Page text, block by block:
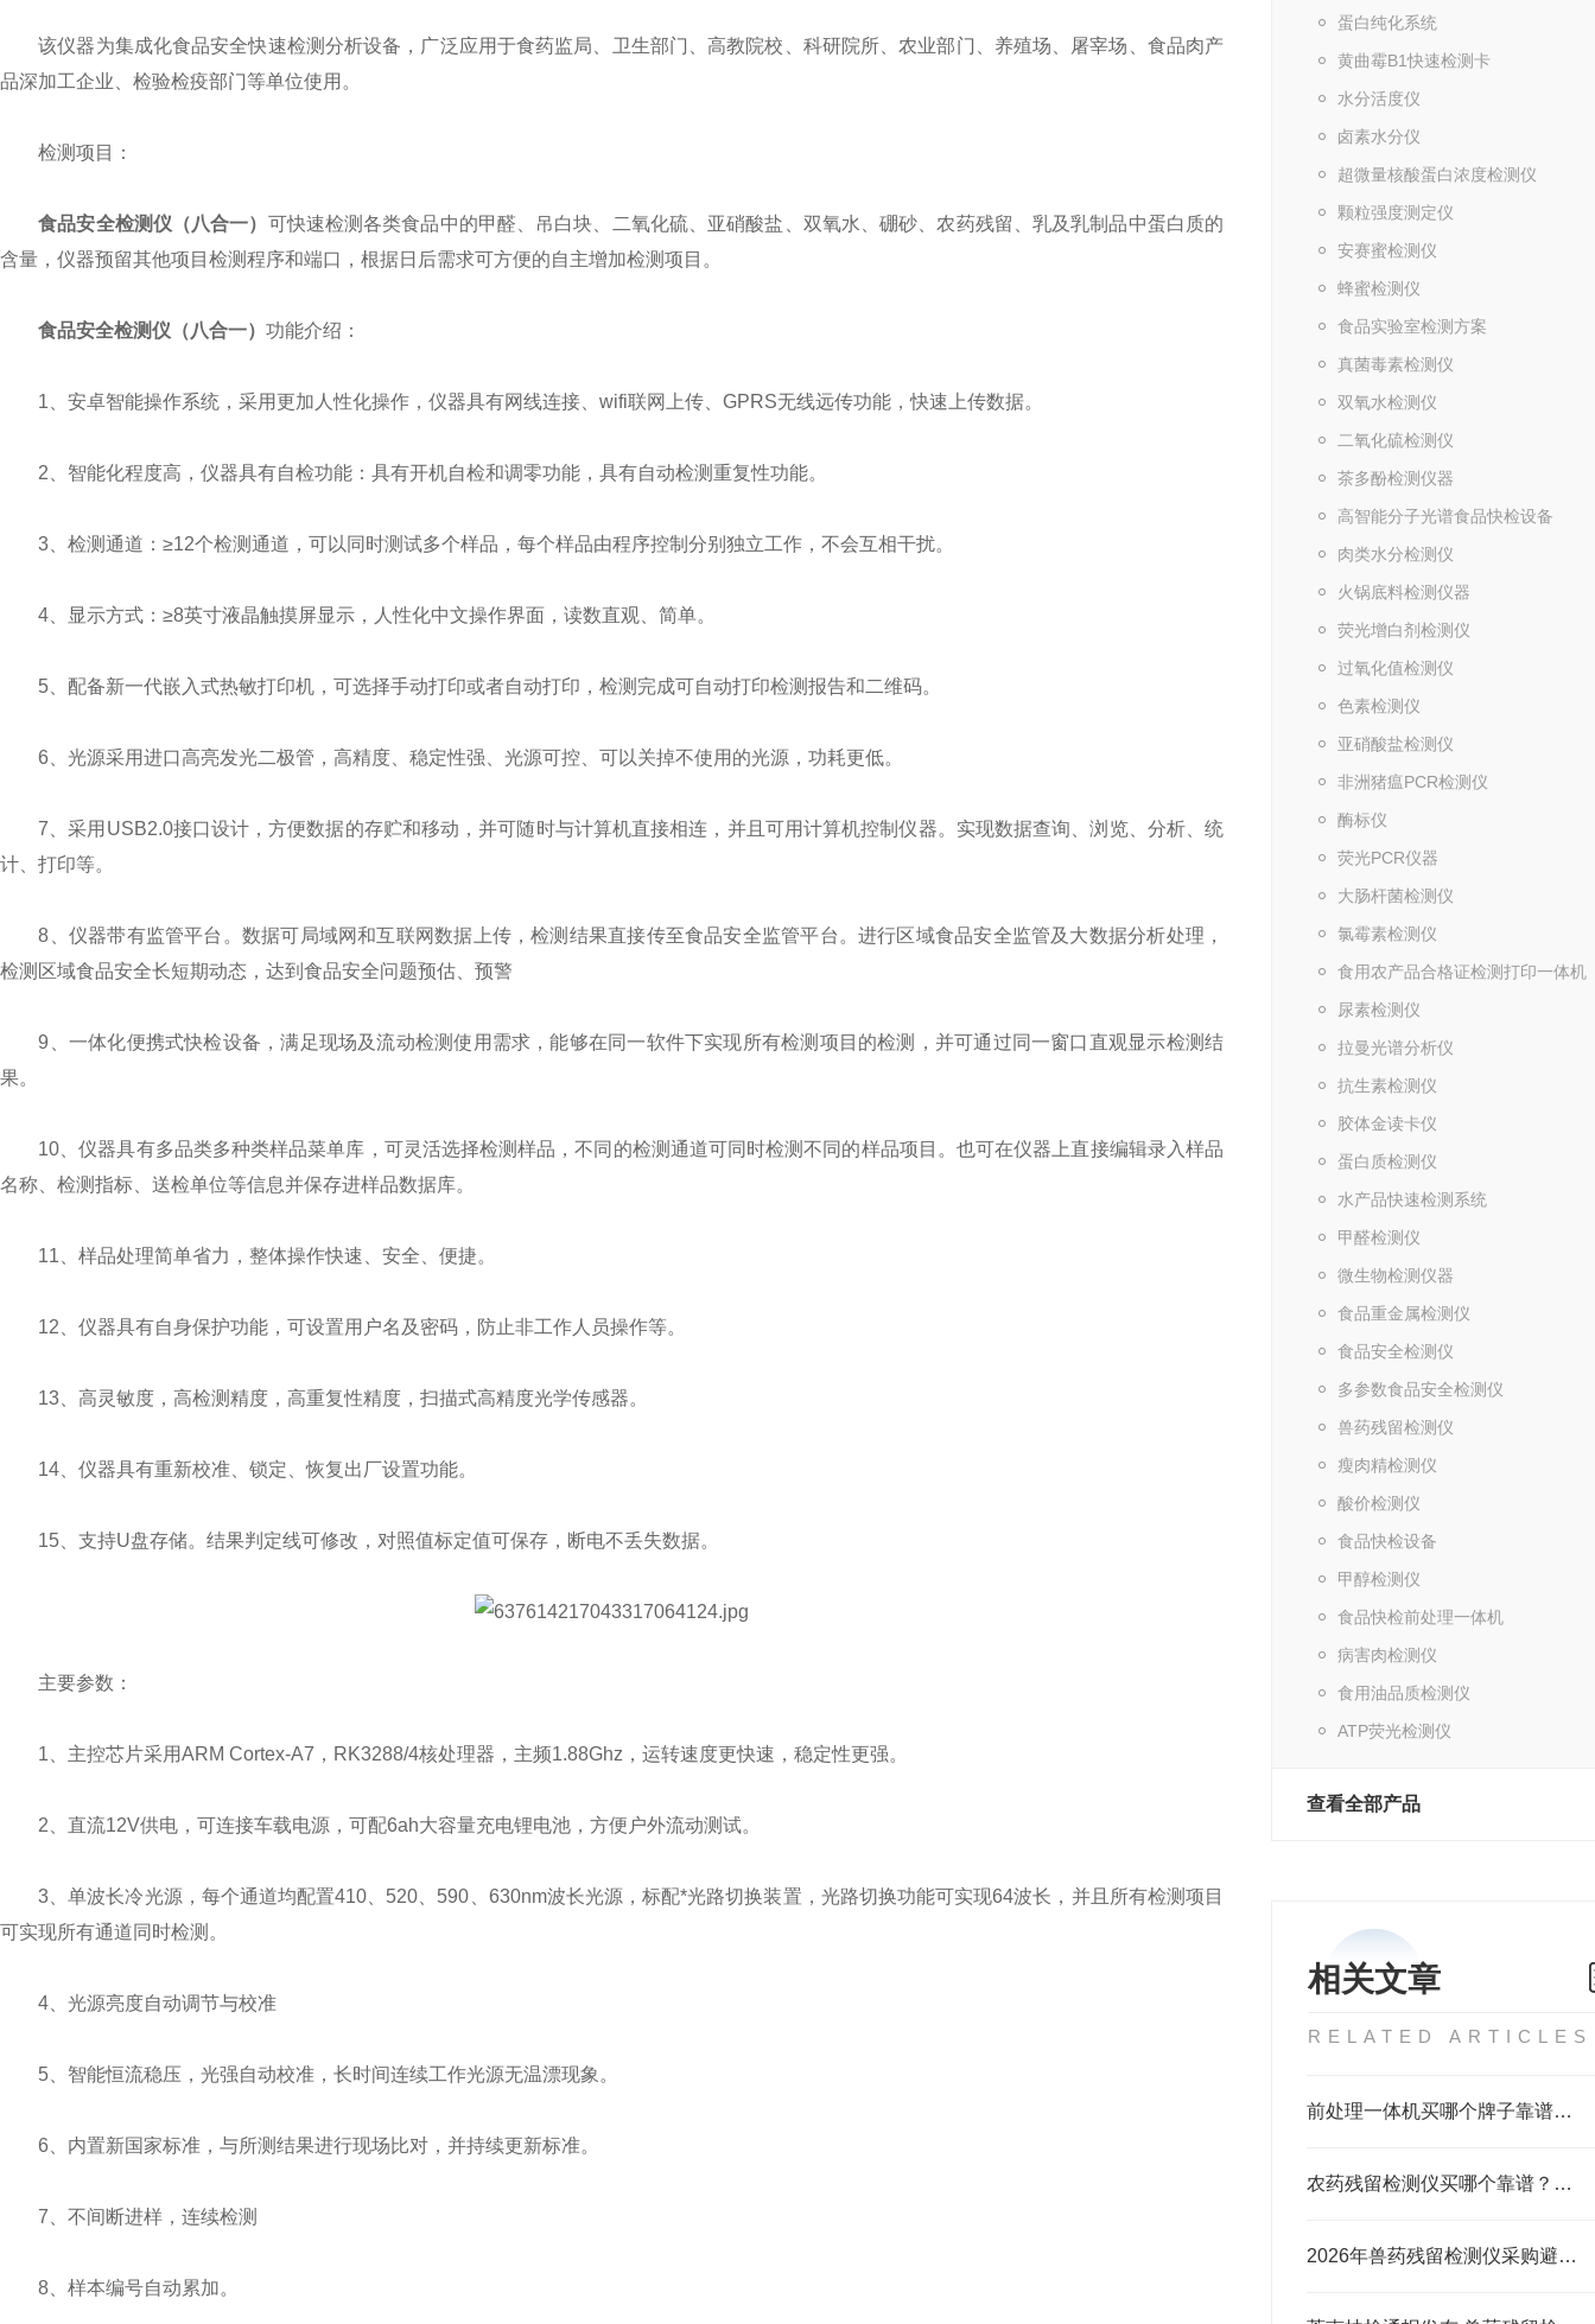
蛋白纯化系统
黄曲霉B1快速检测卡
水分活度仪
卤素水分仪
超微量核酸蛋白浓度检测仪
颗粒强度测定仪
安赛蜜检测仪
蜂蜜检测仪
食品实验室检测方案
真菌毒素检测仪
双氧水检测仪
二氧化硫检测仪
茶多酚检测仪器
高智能分子光谱食品快检设备
肉类水分检测仪
火锅底料检测仪器
荧光增白剂检测仪
过氧化值检测仪
色素检测仪
亚硝酸盐检测仪
非洲猪瘟PCR检测仪
酶标仪
荧光PCR仪器
大肠杆菌检测仪
氯霉素检测仪
食用农产品合格证检测打印一体机
尿素检测仪
拉曼光谱分析仪
抗生素检测仪
胶体金读卡仪
蛋白质检测仪
水产品快速检测系统
甲醛检测仪
微生物检测仪器
食品重金属检测仪
食品安全检测仪
多参数食品安全检测仪
兽药残留检测仪
瘦肉精检测仪
酸价检测仪
食品快检设备
甲醇检测仪
食品快检前处理一体机
病害肉检测仪
食用油品质检测仪
ATP荧光检测仪
查看全部产品
相关文章
RELATED ARTICLES
前处理一体机买哪个牌子靠谱？2026实测4款告诉你答案
农药残留检测仪买哪个靠谱？实测6款告诉你答案
2026年兽药残留检测仪采购避坑汇总：第6条关乎合规招标
该仪器为集成化食品安全快速检测分析设备，广泛应用于食药监局、卫生部门、高教院校、科研院所、农业部门、养殖场、屠宰场、食品肉产
品深加工企业、检验检疫部门等单位使用。
检测项目：
食品安全检测仪（八合一） 可快速检测各类食品中的甲醛、吊白块、二氧化硫、亚硝酸盐、双氧水、硼砂、农药残留、乳及乳制品中蛋白质的
含量，仪器预留其他项目检测程序和端口，根据日后需求可方便的自主增加检测项目。
食品安全检测仪（八合一） 功能介绍：
1、安卓智能操作系统，采用更加人性化操作，仪器具有网线连接、wifi联网上传、GPRS无线远传功能，快速上传数据。
2、智能化程度高，仪器具有自检功能：具有开机自检和调零功能，具有自动检测重复性功能。
3、检测通道：≥12个检测通道，可以同时测试多个样品，每个样品由程序控制分别独立工作，不会互相干扰。
4、显示方式：≥8英寸液晶触摸屏显示，人性化中文操作界面，读数直观、简单。
5、配备新一代嵌入式热敏打印机，可选择手动打印或者自动打印，检测完成可自动打印检测报告和二维码。
6、光源采用进口高亮发光二极管，高精度、稳定性强、光源可控、可以关掉不使用的光源，功耗更低。
7、采用USB2.0接口设计，方便数据的存贮和移动，并可随时与计算机直接相连，并且可用计算机控制仪器。实现数据查询、浏览、分析、统
计、打印等。
8、仪器带有监管平台。数据可局域网和互联网数据上传，检测结果直接传至食品安全监管平台。进行区域食品安全监管及大数据分析处理，
检测区域食品安全长短期动态，达到食品安全问题预估、预警
9、一体化便携式快检设备，满足现场及流动检测使用需求，能够在同一软件下实现所有检测项目的检测，并可通过同一窗口直观显示检测结
果。
10、仪器具有多品类多种类样品菜单库，可灵活选择检测样品，不同的检测通道可同时检测不同的样品项目。也可在仪器上直接编辑录入样品
名称、检测指标、送检单位等信息并保存进样品数据库。
11、样品处理简单省力，整体操作快速、安全、便捷。
12、仪器具有自身保护功能，可设置用户名及密码，防止非工作人员操作等。
13、高灵敏度，高检测精度，高重复性精度，扫描式高精度光学传感器。
14、仪器具有重新校准、锁定、恢复出厂设置功能。
15、支持U盘存储。结果判定线可修改，对照值标定值可保存，断电不丢失数据。
主要参数：
1、主控芯片采用ARM Cortex-A7，RK3288/4核处理器，主频1.88Ghz，运转速度更快速，稳定性更强。
2、直流12V供电，可连接车载电源，可配6ah大容量充电锂电池，方便户外流动测试。
3、单波长冷光源，每个通道均配置410、520、590、630nm波长光源，标配*光路切换装置，光路切换功能可实现64波长，并且所有检测项目
可实现所有通道同时检测。
4、光源亮度自动调节与校准
5、智能恒流稳压，光强自动校准，长时间连续工作光源无温漂现象。
6、内置新国家标准，与所测结果进行现场比对，并持续更新标准。
7、不间断进样，连续检测
8、样本编号自动累加。